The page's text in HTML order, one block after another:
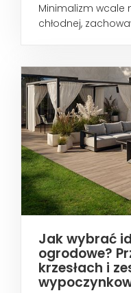
Minimalizm wcale
chłodnej,
Jak wybrać
ogrodowe?
krzesłach i